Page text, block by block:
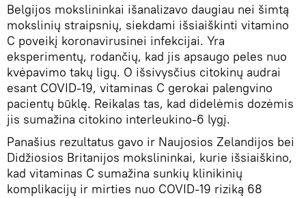
Belgijos mokslininkai išanalizavo daugiau nei šimtą
mokslinių straipsnių, siekdami išsiaiškinti vitamino
C poveikį koronavirusinei infekcijai. Yra
eksperimentų, rodančių, kad jis apsaugo peles nuo
kvėpavimo takų ligų. O išsivysčius citokinų audrai
esant COVID-19, vitaminas C gerokai palengvino
pacientų būklę. Reikalas tas, kad didelėmis dozėmis
jis sumažina citokino interleukino-6 lygį.
Panašius rezultatus gavo ir Naujosios Zelandijos bei
Didžiosios Britanijos mokslininkai, kurie išsiaiškino,
kad vitaminas C sumažina sunkių klinikinių
komplikacijų ir mirties nuo COVID-19 riziką 68